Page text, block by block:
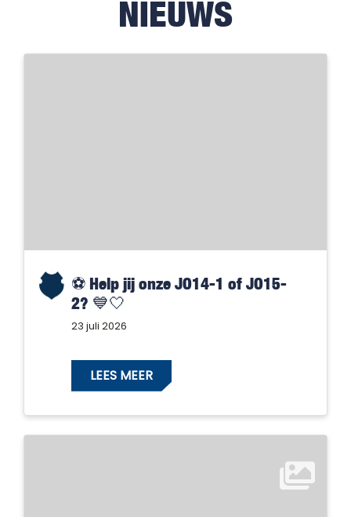
NIEUWS
⚽️ Help jij onze JO14-1 of JO15-
2? 💙🤍
23 juli 2026
LEES MEER